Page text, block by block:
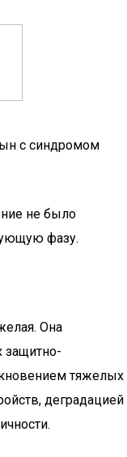
с синдромом
не было
фазу.
Она
защитно-
тяжелых
деградацией